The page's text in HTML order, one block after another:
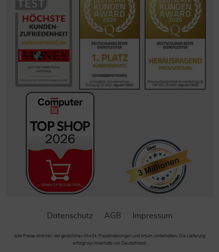
Datenschutz AGB Impressum
Alle Preise sind inkl. der gestzlichen MwSt. Preisänderungen und Irrtum vorbehalten. Die Lieferung
erfolgt nur innerhalb von Deutschland.